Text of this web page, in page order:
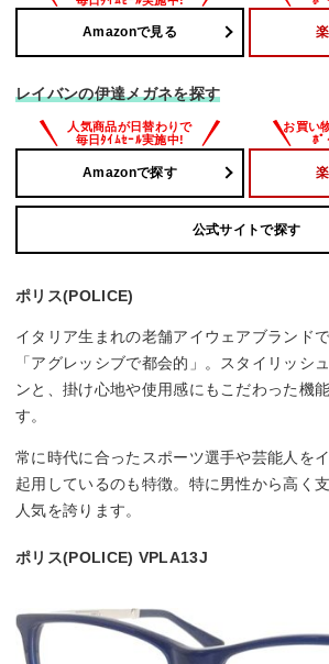
Amazonで見る
レイバンの伊達メガネを探す
Amazonで探す
公式サイトで探す
ポリス(POLICE)
イタリア生まれの老舗アイウェアブランド
「アグレッシブで都会的」。スタイリッシ
ンと、掛け心地や使用感にもこだわった機
す。
常に時代に合ったスポーツ選手や芸能人を
起用しているのも特徴。特に男性から高く
人気を誇ります。
ポリス(POLICE) VPLA13J